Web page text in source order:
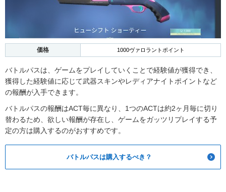
価格 1000ヴァロラントポイント
バトルパスは、ゲームをプレイしていくことで経験値が獲得でき、
獲得した経験値に応じて武器スキンやレディアナイトポイントなど
の報酬が入手できます。
バトルパスの報酬はACT毎に異なり、1つのACTは約2ヶ月毎に切り
替わるため、欲しい報酬が存在し、ゲームをガッツリプレイする予
定の方は購入するのがおすすめです。
バトルパスは購入するべき？